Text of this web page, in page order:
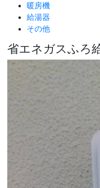
暖房機
給湯器
その他
省エネガスふろ